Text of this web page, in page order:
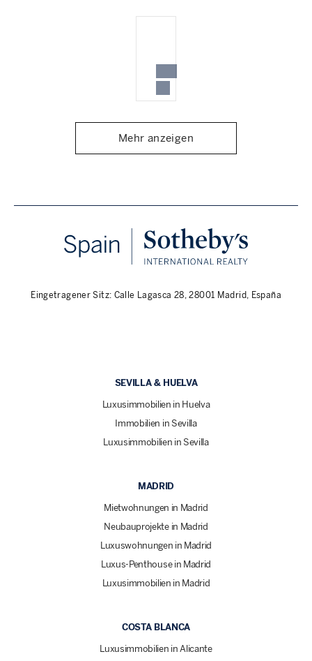
Mehr anzeigen
Eingetragener Sitz: Calle Lagasca 28, 28001 Madrid, España
SEVILLA & HUELVA
Luxusimmobilien in Huelva
Immobilien in Sevilla
Luxusimmobilien in Sevilla
MADRID
Mietwohnungen in Madrid
Neubauprojekte in Madrid
Luxuswohnungen in Madrid
Luxus-Penthouse in Madrid
Luxusimmobilien in Madrid
COSTA BLANCA
Luxusimmobilien in Alicante